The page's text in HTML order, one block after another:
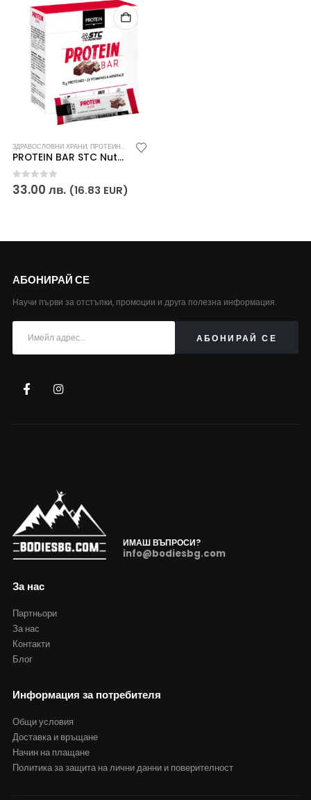
ЗДРАВОСЛОВНИ ХРАНИ, ПРОТЕИНОВИ ВАФЛИ
PROTEIN BAR STC Nutrition
0out of 5
33.00 лв. (16.83 EUR)
АБОНИРАЙ СЕ
Научи първи за отстъпки, промоции и друга полезна информация.
ИМАШ ВЪПРОСИ?
info@bodiesbg.com
За нас
Партньори
За нас
Контакти
Блог
Информация за потребителя
Общи условия
Доставка и връщане
Начин на плащане
Политика за защита на лични данни и поверителност